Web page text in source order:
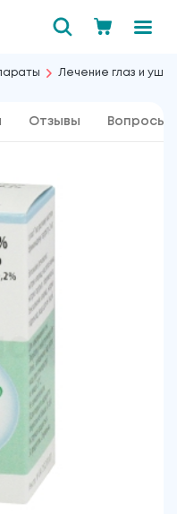
Лечение глаз и ушей
Отзывы Вопросы